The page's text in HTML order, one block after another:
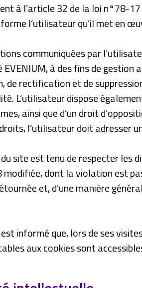
à l’article 32 de la loi n°78-
l’utilisateur qu’il met en
communiquées par
EVENIUM, à des fins de gestion
de rectification et de
L’utilisateur dispose
ainsi que d’un droit
l’utilisateur doit adresser
site est tenu de respecter
dont la violation est
et, d’une manière
informé que, lors de ses
aux cookies sont